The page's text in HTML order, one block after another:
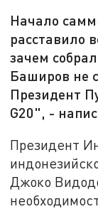
Начало
расставило
зачем
Баширов не
Президент
G20", -
Президент
Джоко